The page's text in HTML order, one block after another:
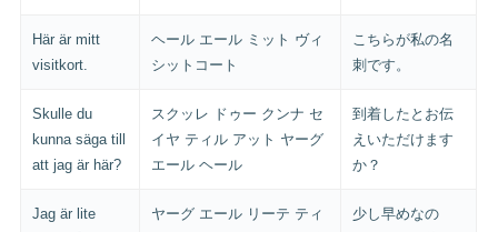
Här är mitt
visitkort.
ヘール エール ミット ヴィ
シットコート
こちらが私の名
刺です。
Skulle du
kunna säga till
att jag är här?
スクッレ ドゥー クンナ セ
イヤ ティル アット ヤーグ
エール ヘール
到着したとお伝
えいただけます
か？
Jag är lite
ヤーグ エール リーテ ティ
少し早めなの